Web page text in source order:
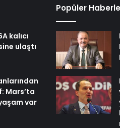
kalıcı
ulaştı
Mars’ta
var
Popüler